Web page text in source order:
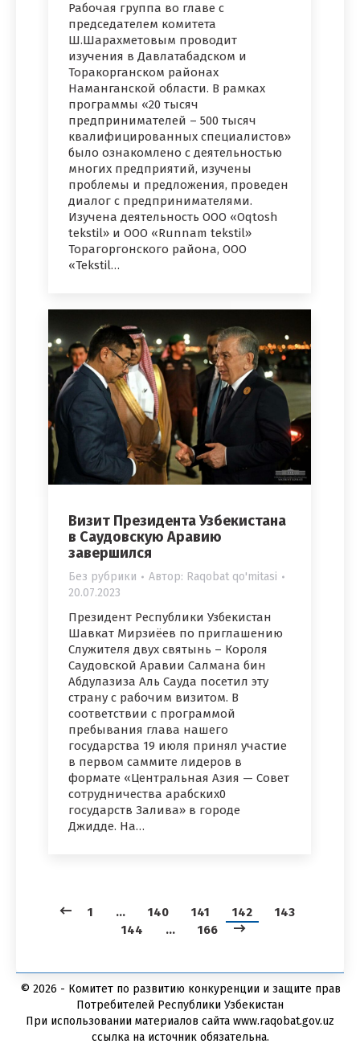
Рабочая группа во главе с
председателем комитета
Ш.Шарахметовым проводит
изучения в Давлатабадском и
Торакорганском районах
Наманганской области. В рамках
программы «20 тысяч
предпринимателей – 500 тысяч
квалифицированных специалистов»
было ознакомлено с деятельностью
многих предприятий, изучены
проблемы и предложения, проведен
диалог с предпринимателями.
Изучена деятельность ООО «Oqtosh
tekstil» и ООО «Runnam tekstil»
Торагоргонского района, ООО
«Tekstil…
Визит Президента Узбекистана
в Саудовскую Аравию
завершился
Без рубрики Автор: Raqobat qo'mitasi
20.07.2023
Президент Республики Узбекистан
Шавкат Мирзиёев по приглашению
Служителя двух святынь – Короля
Саудовской Аравии Салмана бин
Абдулазиза Аль Сауда посетил эту
страну с рабочим визитом. В
соответствии с программой
пребывания глава нашего
государства 19 июля принял участие
в первом саммите лидеров в
формате «Центральная Азия — Совет
сотрудничества арабских0
государств Залива» в городе
Джидде. На…
1 … 140 141 142
143
144
… 166
© 2026 - Комитет по развитию конкуренции и защите прав
Потребителей Республики Узбекистан
При использовании материалов сайта www.raqobat.gov.uz
ссылка на источник обязательна.